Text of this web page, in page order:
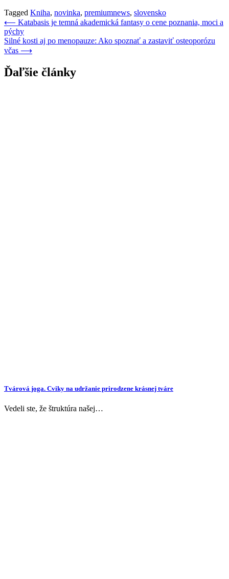
Tagged Kniha, novinka, premiumnews, slovensko
Navigácia
v
článku
⟵ Katabasis je temná akademická fantasy o cene poznania, moci a
pýchy
Silné kosti aj po menopauze: Ako spoznať a zastaviť osteoporózu
včas ⟶
Ďaľšie články
Tvárová joga. Cviky na udržanie prirodzene krásnej tváre
Vedeli ste, že štruktúra našej…